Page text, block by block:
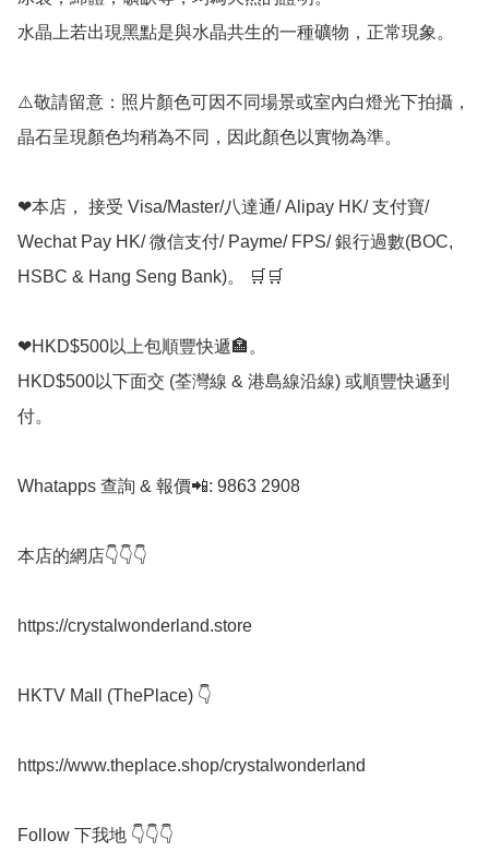
水晶上若出現黑點是與水晶共生的一種礦物，正常現象。
⚠️敬請留意：照片顏色可因不同場景或室內白燈光下拍攝，
晶石呈現顏色均稍為不同，因此顏色以實物為準。
❤本店， 接受 Visa/Master/八達通/ Alipay HK/ 支付寶/
Wechat Pay HK/ 微信支付/ Payme/ FPS/ 銀行過數(BOC,
HSBC & Hang Seng Bank)。 🛒🛒
❤HKD$500以上包順豐快遞🏣。
HKD$500以下面交 (荃灣線 & 港島線沿線) 或順豐快遞到
付。
Whatapps 查詢 & 報價📲: 9863 2908
本店的網店👇👇👇
https://crystalwonderland.store
HKTV Mall (ThePlace) 👇
https://www.theplace.shop/crystalwonderland
Follow 下我地 👇👇👇